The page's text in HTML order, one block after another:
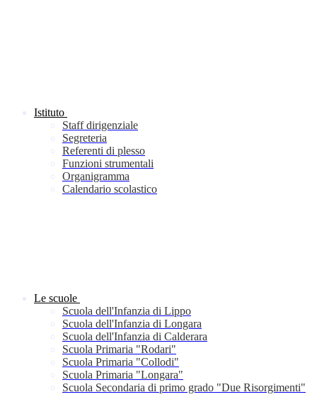
Istituto
Staff dirigenziale
Segreteria
Referenti di plesso
Funzioni strumentali
Organigramma
Calendario scolastico
Le scuole
Scuola dell'Infanzia di Lippo
Scuola dell'Infanzia di Longara
Scuola dell'Infanzia di Calderara
Scuola Primaria "Rodari"
Scuola Primaria "Collodi"
Scuola Primaria "Longara"
Scuola Secondaria di primo grado "Due Risorgimenti"